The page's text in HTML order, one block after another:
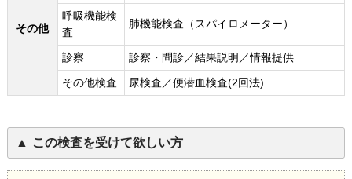
その他
呼吸機能検
査
肺機能検査（スパイロメーター）
診察
診察・問診／結果説明／情報提供
その他検査
尿検査／便潜血検査(2回法)
この検査を受けて欲しい方